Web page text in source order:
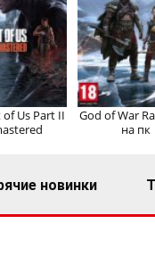
of Us Part II
God of War
на пк
новинки